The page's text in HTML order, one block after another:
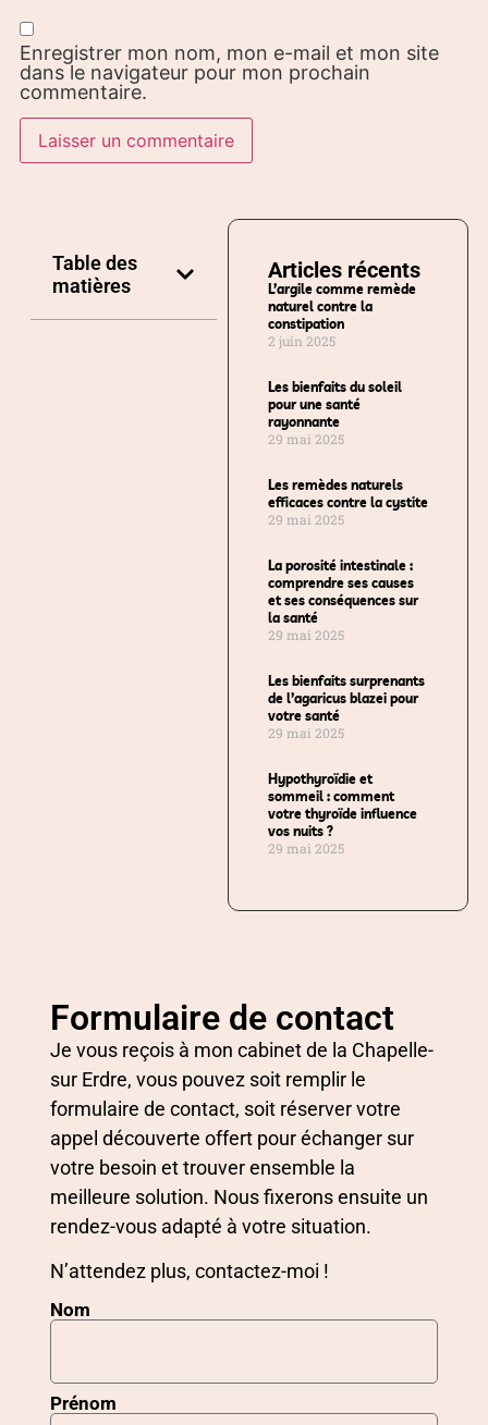
Enregistrer mon nom, mon e-mail et mon site
dans le navigateur pour mon prochain
commentaire.
Table des
matières
Articles récents
L’argile comme remède
naturel contre la
constipation
2 juin 2025
Les bienfaits du soleil
pour une santé
rayonnante
29 mai 2025
Les remèdes naturels
efficaces contre la cystite
29 mai 2025
La porosité intestinale :
comprendre ses causes
et ses conséquences sur
la santé
29 mai 2025
Les bienfaits surprenants
de l’agaricus blazei pour
votre santé
29 mai 2025
Hypothyroïdie et
sommeil : comment
votre thyroïde influence
vos nuits ?
29 mai 2025
Formulaire de contact
Je vous reçois à mon cabinet de la Chapelle-
sur Erdre, vous pouvez soit remplir le
formulaire de contact, soit réserver votre
appel découverte offert pour échanger sur
votre besoin et trouver ensemble la
meilleure solution. Nous fixerons ensuite un
rendez-vous adapté à votre situation.
N’attendez plus, contactez-moi !
Nom
Prénom